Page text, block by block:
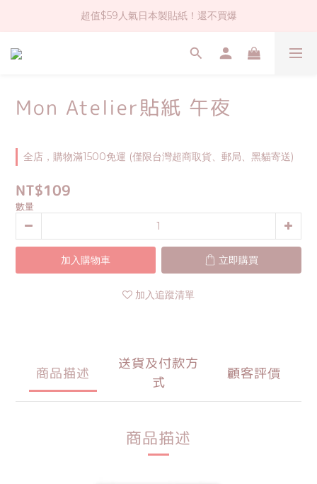
社群大人氣！各種有趣的打洞器
超值$59人氣日本製貼紙！還不買爆
全店$1500免運(台灣地區)
Mon Atelier貼紙 午夜
全店，購物滿1500免運 (僅限台灣超商取貨、郵局、黑貓寄送)
NT$109
數量
加入購物車 立即購買
加入追蹤清單
商品描述
送貨及付款方
式
顧客評價
商品描述